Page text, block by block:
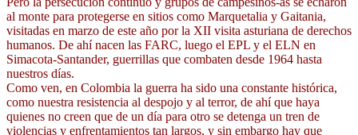
al monte para protegerse en sitios como Marquetalia y Gaitania,
visitadas en marzo de este año por la XII visita asturiana de derechos
humanos. De ahí nacen las FARC, luego el EPL y el ELN en
Simacota-Santander, guerrillas que combaten desde 1964 hasta
nuestros días.
Como ven, en Colombia la guerra ha sido una constante histórica,
como nuestra resistencia al despojo y al terror, de ahí que haya
quienes no creen que de un día para otro se detenga un tren de
violencias y enfrentamientos tan largos, y sin embargo hay que